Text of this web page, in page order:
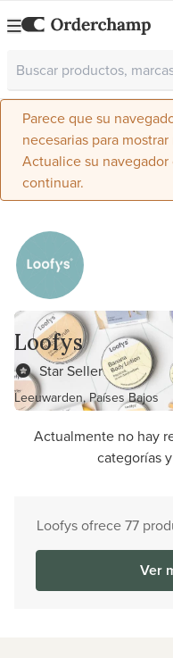
Parece que su
necesarias para
Actualice su
continuar.
Loofys
Star Seller
Leeuwarden, Países Bajos
Actualmente no hay
categorías
Loofys ofrece 77
Ver